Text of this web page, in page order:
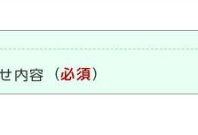
内容 （必須）